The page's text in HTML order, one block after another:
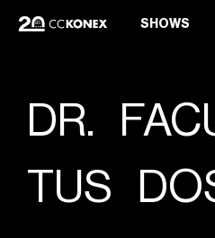
SHOWS
DR.
TUS